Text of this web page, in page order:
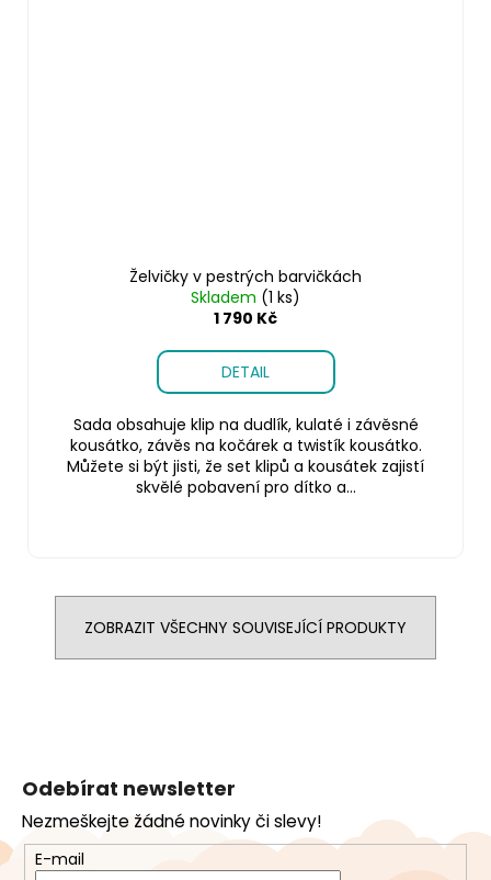
Želvičky v pestrých barvičkách
Skladem (1 ks)
1 790 Kč
DETAIL
Sada obsahuje klip na dudlík, kulaté i závěsné
kousátko, závěs na kočárek a twistík kousátko.
Můžete si být jisti, že set klipů a kousátek zajistí
skvělé pobavení pro dítko a...
ZOBRAZIT VŠECHNY SOUVISEJÍCÍ PRODUKTY
a
t
Odebírat newsletter
Nezmeškejte žádné novinky či slevy!
E-mail